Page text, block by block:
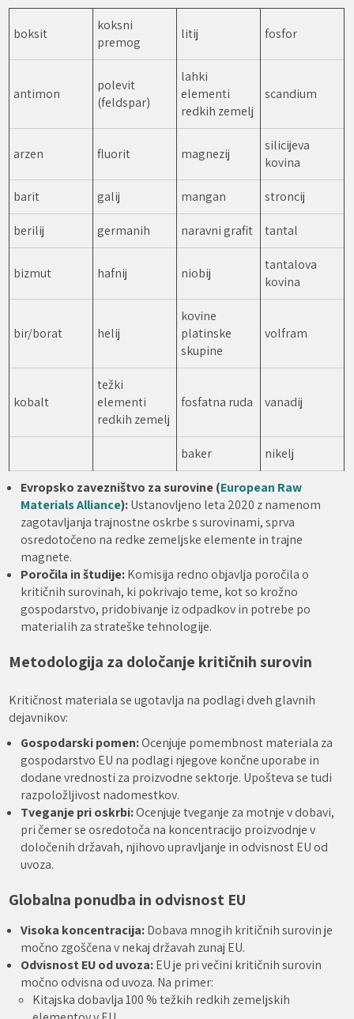
boksit
koksni
premog
litij fosfor
antimon
polevit
(feldspar)
lahki
elementi
redkih zemelj
scandium
arzen fluorit magnezij
silicijeva
kovina
barit galij mangan stroncij
berilij germanih naravni grafit tantal
bizmut hafnij niobij
tantalova
kovina
bir/borat helij
kovine
platinske
skupine
volfram
kobalt
težki
elementi
redkih zemelj
fosfatna ruda vanadij
baker nikelj
Evropsko zavezništvo za surovine (European Raw
Materials Alliance):Ustanovljeno leta 2020 z namenom
zagotavljanja trajnostne oskrbe s surovinami, sprva
osredotočeno na redke zemeljske elemente in trajne
magnete.
Poročila in študije:Komisija redno objavlja poročila o
kritičnih surovinah, ki pokrivajo teme, kot so krožno
gospodarstvo, pridobivanje iz odpadkov in potrebe po
materialih za strateške tehnologije.
Metodologija za določanje kritičnih surovin
Kritičnost materiala se ugotavlja na podlagi dveh glavnih
dejavnikov:
Gospodarski pomen:Ocenjuje pomembnost materiala za
gospodarstvo EU na podlagi njegove končne uporabe in
dodane vrednosti za proizvodne sektorje. Upošteva se tudi
razpoložljivost nadomestkov.
Tveganje pri oskrbi:Ocenjuje tveganje za motnje v dobavi,
pri čemer se osredotoča na koncentracijo proizvodnje v
določenih državah, njihovo upravljanje in odvisnost EU od
uvoza.
Globalna ponudba in odvisnost EU
Visoka koncentracija:Dobava mnogih kritičnih surovin je
močno zgoščena v nekaj državah zunaj EU.
Odvisnost EU od uvoza:EU je pri večini kritičnih surovin
močno odvisna od uvoza. Na primer:
Kitajska dobavlja 100 % težkih redkih zemeljskih